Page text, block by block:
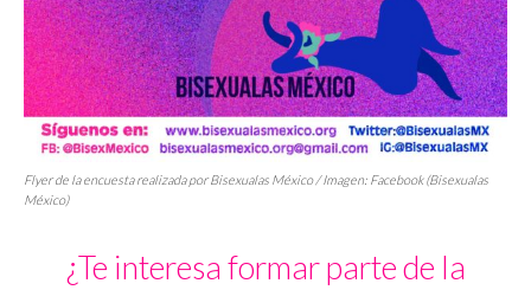
Flyerde la encuesta realizada por Bisexualas México / Imagen: Facebook (Bisexualas
México)
¿Te interesa formar parte de la